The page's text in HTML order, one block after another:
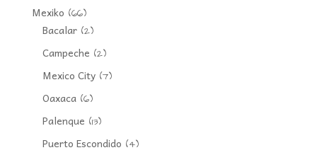
Mexiko (66)
Bacalar(2)
Campeche (2)
Mexico City(7)
Oaxaca(6)
Palenque (13)
Puerto Escondido (4)